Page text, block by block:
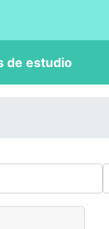
de estudio